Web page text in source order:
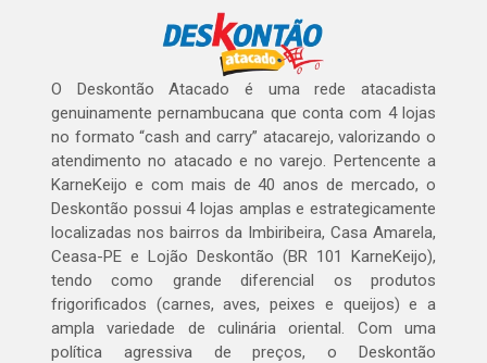
O Deskontão Atacado é uma rede atacadista
genuinamente pernambucana que conta com 4 lojas
no formato “cash and carry” atacarejo, valorizando o
atendimento no atacado e no varejo. Pertencente a
KarneKeijo e com mais de 40 anos de mercado, o
Deskontão possui 4 lojas amplas e estrategicamente
localizadas nos bairros da Imbiribeira, Casa Amarela,
Ceasa-PE e Lojão Deskontão (BR 101 KarneKeijo),
tendo como grande diferencial os produtos
frigorificados (carnes, aves, peixes e queijos) e a
ampla variedade de culinária oriental. Com uma
política agressiva de preços, o Deskontão